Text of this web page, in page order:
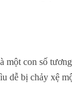
một con số
dễ bị chảy xệ